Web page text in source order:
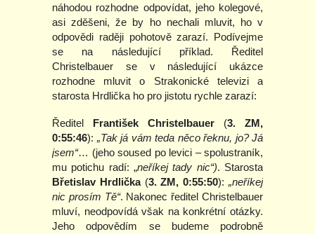
náhodou rozhodne odpovídat, jeho kolegové,
asi zděšeni, že by ho nechali mluvit, ho v
odpovědi raději pohotově zarazí. Podívejme
se na následující příklad. Ředitel
Christelbauer se v následující ukázce
rozhodne mluvit o Strakonické televizi a
starosta Hrdlička ho pro jistotu rychle zarazí:
Ředitel František Christelbauer (3. ZM,
0:55:46): „Tak já vám teda něco řeknu, jo? Já
jsem“… (jeho soused po levici – spolustraník,
mu potichu radí: „neříkej tady nic“). Starosta
Břetislav Hrdlička(3. ZM, 0:55:50):„neříkej
nic prosím Tě“. Nakonec ředitel Christelbauer
mluví, neodpovídá však na konkrétní otázky.
Jeho odpovědím se budeme podrobně